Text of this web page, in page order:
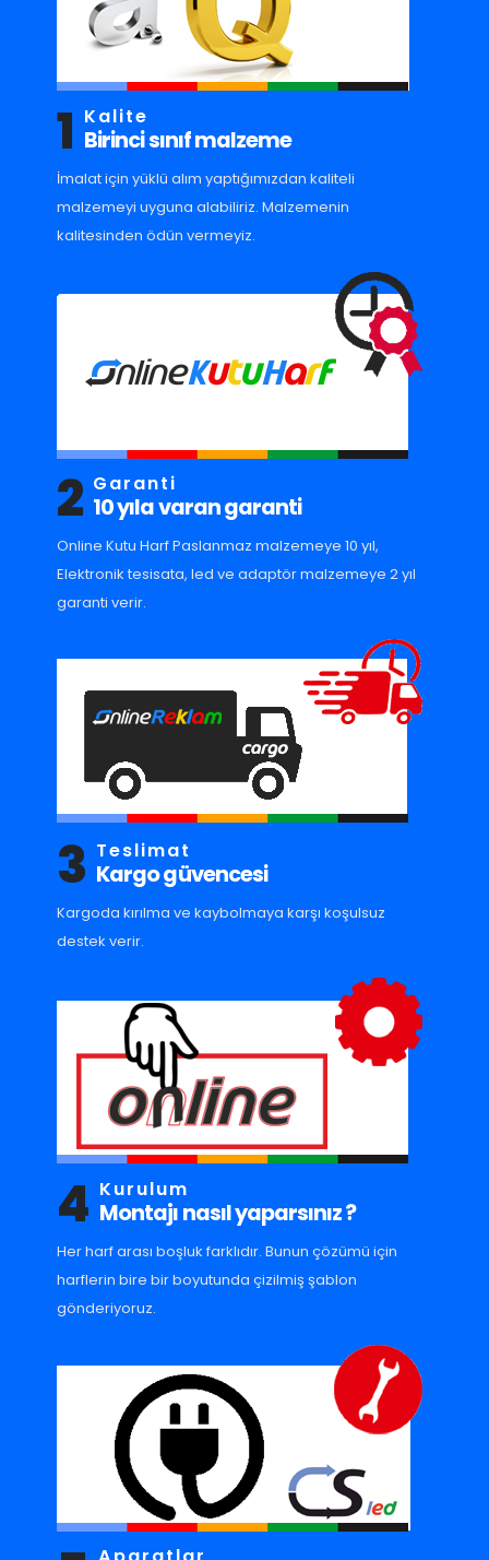
1 Kalite
Birinci sınıf malzeme
İmalat için yüklü alım yaptığımızdan kaliteli
malzemeyi uyguna alabiliriz. Malzemenin
kalitesinden ödün vermeyiz.
2 Garanti
10 yıla varan garanti
Online Kutu Harf Paslanmaz malzemeye 10 yıl,
Elektronik tesisata, led ve adaptör malzemeye 2 yıl
garanti verir.
3 Teslimat
Kargo güvencesi
Kargoda kırılma ve kaybolmaya karşı koşulsuz
destek verir.
4 Kurulum
Montajı nasıl yaparsınız ?
Her harf arası boşluk farklıdır. Bunun çözümü için
harflerin bire bir boyutunda çizilmiş şablon
gönderiyoruz.